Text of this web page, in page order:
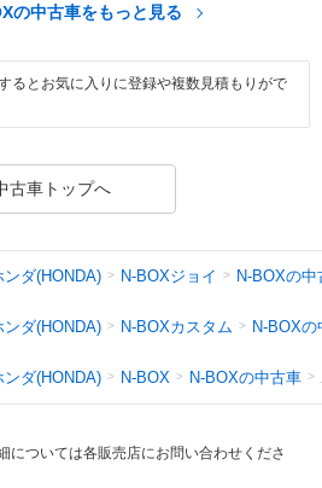
の中古車をもっと見る
るとお気に入りに登録や複数見積もりがで
古車トップへ
ンダ(HONDA) N-BOXジョイ N-BOXの中
ンダ(HONDA) N-BOXカスタム N-BOXの
ンダ(HONDA) N-BOX N-BOXの中古車
ついては各販売店にお問い合わせくださ